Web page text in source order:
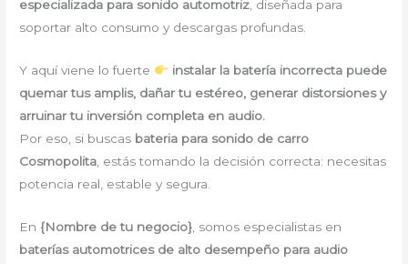
especializada para sonido automotriz, diseñada para
soportar alto consumo y descargas profundas.
Y aquí viene lo fuerte
instalar la batería incorrecta puede
quemar tus amplis, dañar tu estéreo, generar distorsiones y
arruinar tu inversión completa en audio.
Por eso, si buscas bateria para sonido de carro
Cosmopolita , estás tomando la decisión correcta: necesitas
potencia real, estable y segura.
En {Nombre de tu negocio} , somos especialistas en
baterías automotrices de alto desempeño para audio